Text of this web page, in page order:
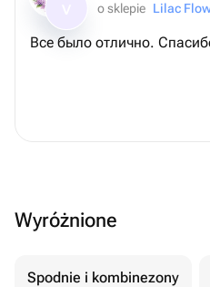
o sklepie Lilac
Все было отлично.
Wyróżnione
Spodnie i kombinezony